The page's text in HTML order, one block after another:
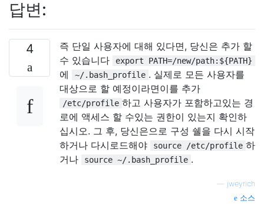
답변:
4
즉 단일 사용자에 대해 있다면, 당신은 추가 할
수 있습니다
export PATH=/new/path:${PATH}
에 ~/.bash_profile . 실제로 모든 사용자를
대상으로 할 예정이라면이를 추가
/etc/profile 하고 사용자가 포함하고있는 경
로에 액세스 할 수있는 권한이 있는지 확인하
십시오. 그 후, 당신은으로 구성 쉘을 다시 시작
하거나 다시로드해야
source /etc/profile 하
거나
source ~/.bash_profile .
jweyrich
소스